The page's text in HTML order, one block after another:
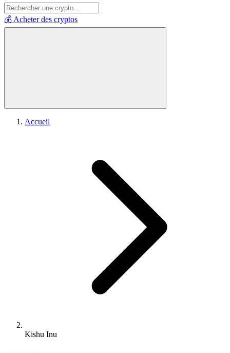
💰 Acheter des cryptos
Accueil
Kishu Inu